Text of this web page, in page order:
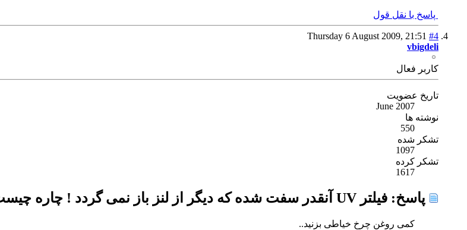
پاسخ با نقل قول
Thursday 6 August 2009, 21:51 #4
vbigdeli
كاربر فعال
تاریخ عضویت
June 2007
نوشته ها
550
تشکر شده
1097
تشکر کرده
1617
پاسخ: فیلتر UV آنقدر سفت شده که دیگر از لنز باز نمی گردد ! چاره چیست؟
کمی روغن چرخ خیاطی بزنید..